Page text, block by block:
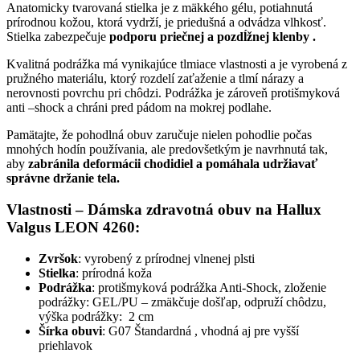
Anatomicky tvarovaná stielka je z mäkkého gélu, potiahnutá
prírodnou kožou, ktorá vydrží, je priedušná a odvádza vlhkosť.
Stielka zabezpečuje podporu priečnej a pozdĺžnej klenby .
Kvalitná podrážka má vynikajúce tlmiace vlastnosti a je vyrobená z
pružného materiálu, ktorý rozdelí zaťaženie a tlmí nárazy a
nerovnosti povrchu pri chôdzi. Podrážka je zároveň protišmyková
anti –shock a chráni pred pádom na mokrej podlahe.
Pamätajte, že pohodlná obuv zaručuje nielen pohodlie počas
mnohých hodín používania, ale predovšetkým je navrhnutá tak,
aby zabránila deformácii chodidiel a pomáhala udržiavať
správne držanie tela.
Vlastnosti – Dámska zdravotná obuv na Hallux
Valgus LEON 4260:
Zvršok: vyrobený z prírodnej vlnenej plsti
Stielka: prírodná koža
Podrážka: protišmyková podrážka Anti-Shock, zloženie
podrážky: GEL/PU – zmäkčuje došľap, odpruží chôdzu,
výška podrážky: 2 cm
Šírka obuvi: G07 Štandardná , vhodná aj pre vyšší
priehlavok